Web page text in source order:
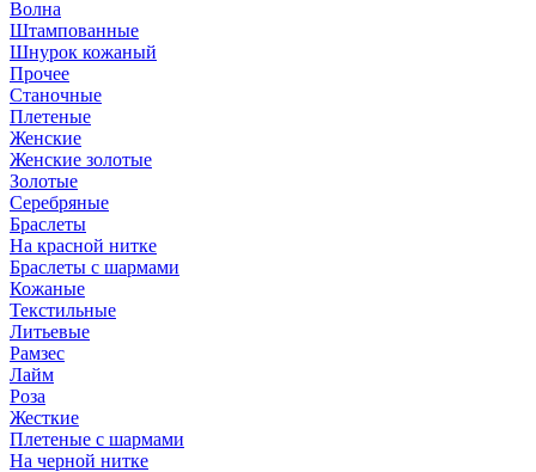
Волна
Штампованные
Шнурок кожаный
Прочее
Станочные
Плетеные
Женские
Женские золотые
Золотые
Серебряные
Браслеты
На красной нитке
Браслеты с шармами
Кожаные
Текстильные
Литьевые
Рамзес
Лайм
Роза
Жесткие
Плетеные с шармами
На черной нитке